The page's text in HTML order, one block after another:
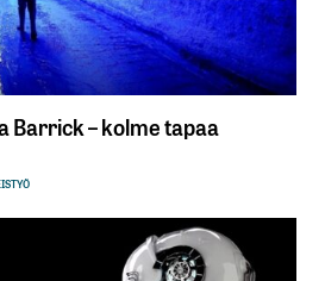
Barrick – kolme tapaa